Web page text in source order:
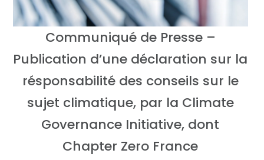
Communiqué de Presse –
Publication d’une déclaration sur la
résponsabilité des conseils sur le
sujet climatique, par la Climate
Governance Initiative, dont
Chapter Zero France